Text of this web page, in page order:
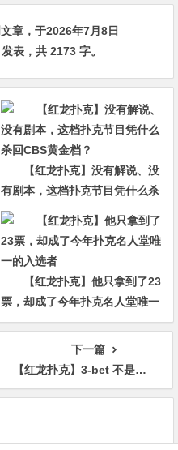
章，于2026年7月8日
表，共 2173 字。
【红龙扑克】没有解说、没
有剧本，这档扑克节目凭什么杀
回CBS黄金档？
【红龙扑克】他只拿到了23
票，却成了今年扑克名人堂唯一
的入选者
下一篇
【红龙扑克】3-bet 不是胆量测试：AQ为什么不能当AK打？